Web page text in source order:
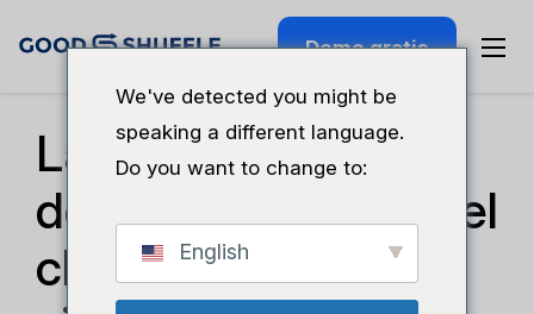
Demo gratis
Seminario Web Anterior
La pesadilla antes
de la satisfacción del
cliente:
We've detected you might be
speaking a different language.
Do you want to change to:
English